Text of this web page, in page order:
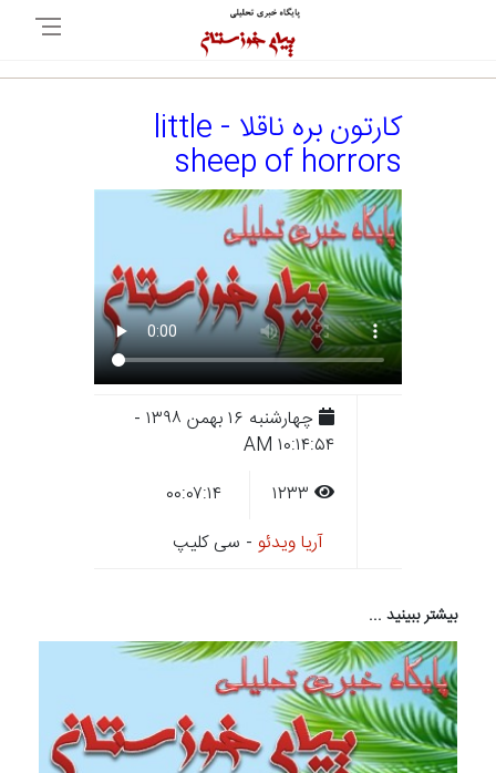
کارتون بره ناقلا - little
sheep of horrors
چهارشنبه ۱۶ بهمن ۱۳۹۸ -
۱۰:۱۴:۵۴ AM
آریا ویدئو - سی کلیپ
بیشتر ببینید ...